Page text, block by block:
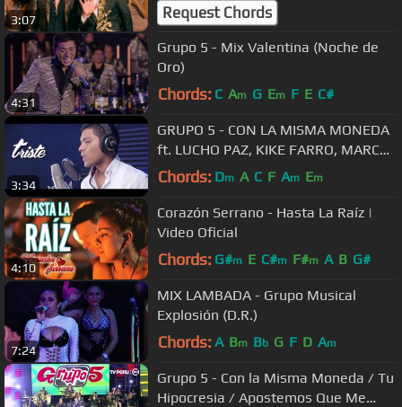
3:07 Request Chords
4:31
Grupo 5 - Mix Valentina (Noche de
Oro)
Chords: C Am G Em F E C#
3:34
GRUPO 5 - CON LA MISMA MONEDA
ft. LUCHO PAZ, KIKE FARRO, MARCO
ANTONIO ROLDAN
Chords: Dm A C F Am Em
4:10
Corazón Serrano - Hasta La Raíz |
Video Oficial
Chords: G#m E C#m F#m A B G#
7:24
MIX LAMBADA - Grupo Musical
Explosión (D.R.)
Chords: A Bm Bb G F D Am
Grupo 5 - Con la Misma Moneda / Tu
Hipocresia / Apostemos Que Me